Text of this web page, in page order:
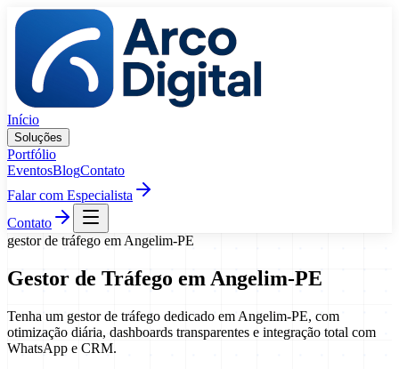
Pular para o conteúdo
Início
Soluções
Portfólio
EventosBlogContato
Falar com Especialista
Contato
gestor de tráfego em Angelim-PE
Gestor de Tráfego em Angelim-PE
Tenha um gestor de tráfego dedicado em Angelim-PE, com
otimização diária, dashboards transparentes e integração total com
WhatsApp e CRM.